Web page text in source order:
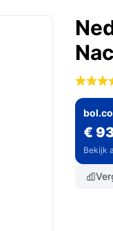
€
Bekijk